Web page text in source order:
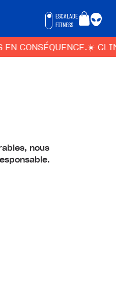
ESCALADE
FITNESS
☀️ CLIMBING
nous